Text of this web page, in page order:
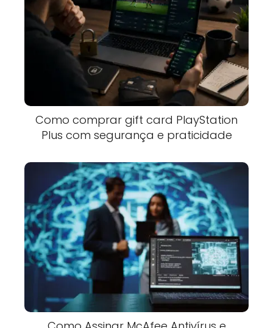
Como comprar gift card PlayStation
Plus com segurança e praticidade